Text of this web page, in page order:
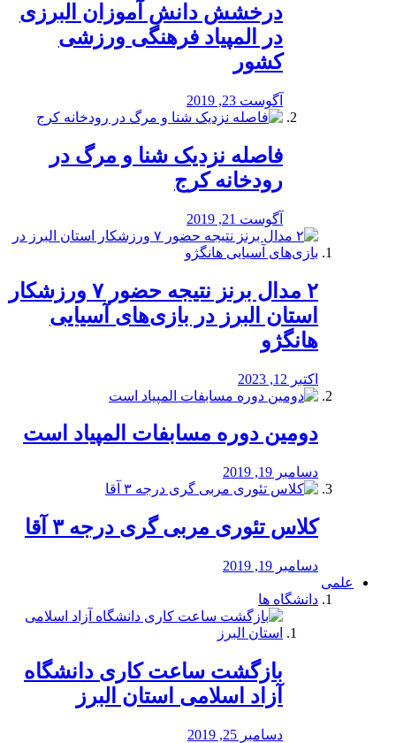
درخشش دانش آموزان البرزی
در المپیاد فرهنگی ورزشی
کشور
آگوست 23, 2019
️فاصله نزدیک شنا و مرگ در
رودخانه کرج
آگوست 21, 2019
۲ مدال برنز نتیجه حضور ۷ ورزشکار
استان البرز در بازی‌های آسیایی
هانگژو
اکتبر 12, 2023
دومین دوره مسابفات المپیاد است
دسامبر 19, 2019
کلاس تئوری مربی گری درجه ۳ آقا
دسامبر 19, 2019
علمی
دانشگاه ها
بازگشت ساعت کاری دانشگاه
آزاد اسلامی استان البرز
دسامبر 25, 2019